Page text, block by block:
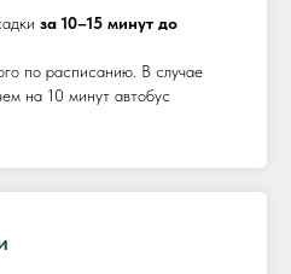
за 10–15 минут до
по расписанию. В случае
на 10 минут автобус